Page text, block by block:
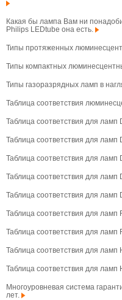
Какая бы лампа Вам ни
Philips LEDtube она есть.
Типы протяженных
Типы компактных
Типы газоразрядных ламп в
Таблица соответствия
Таблица соответствия для ламп
Таблица соответствия для ламп
Таблица соответствия для ламп
Таблица соответствия для ламп
Таблица соответствия для ламп
Таблица соответствия для ламп
Таблица соответствия для ламп
Таблица соответствия для ламп
Таблица соответствия для ламп
Многоуровневая система
лет.